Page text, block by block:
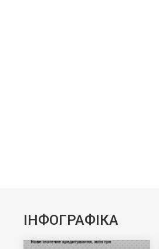
ІНФОГРАФІКА